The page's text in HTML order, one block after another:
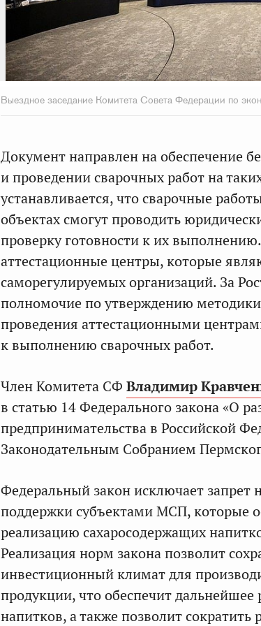
Выездное заседание Комитета Совета Федерации по
Документ направлен на обеспечение
и проведении сварочных работ на
устанавливается, что сварочные
объектах смогут проводить
проверку готовности к их
аттестационные центры, которые
саморегулируемых организаций. За
полномочие по утверждению
проведения аттестационными
к выполнению сварочных работ.
Член Комитета СФ Владимир
в статью 14 Федерального закона «О
предпринимательства в Российской
Законодательным Собранием
Федеральный закон исключает запрет
поддержки субъектами МСП, которые
реализацию сахаросодержащих
Реализация норм закона позволит
инвестиционный климат для
продукции, что обеспечит дальнейшее
напитков, а также позволит